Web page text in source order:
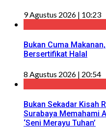
9 Agustus 2026 | 10:23
Bukan Cuma
Bersertifikat Halal
8 Agustus 2026 | 20:54
Bukan Sekadar Kisah
Surabaya Memahami
‘Seni Merayu Tuhan’